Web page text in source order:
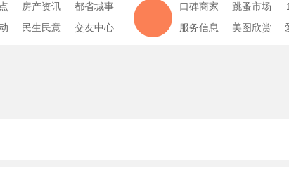
房产资讯
都省城事
民生民意 交友中心
口碑商家 跳蚤市场
服务信息
美图欣赏